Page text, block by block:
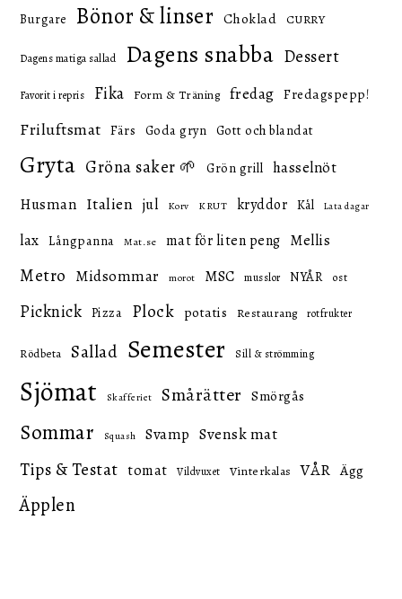
Burgare Bönor & linser Choklad CURRY
Dagens matiga sallad Dagens snabba Dessert
Favorit i repris Fika Form & Träning fredag Fredagspepp!
Friluftsmat Färs Goda gryn Gott och blandat
Gryta Gröna saker 🌱 Grön grill hasselnöt
Husman Italien jul Korv KRUT kryddor Kål Lata dagar
lax Långpanna Mat.se mat för liten peng Mellis
Metro Midsommar morot MSC musslor NYÅR ost
Picknick Pizza Plock potatis Restaurang rotfrukter
Rödbeta Sallad Semester Sill & strömming
Sjömat Skafferiet Smårätter Smörgås
Sommar Squash Svamp Svensk mat
Tips & Testat tomat Vildvuxet Vinterkalas VÅR Ägg
Äpplen